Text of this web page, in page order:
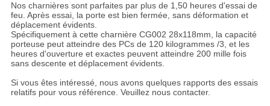
Nos charnières sont parfaites par plus de 1,50 heures d'essai de
feu. Après essai, la porte est bien fermée, sans déformation et
déplacement évidents.
Spécifiquement à cette charnière CG002 28x118mm, la capacité
porteuse peut atteindre des PCs de 120 kilogrammes /3, et les
heures d'ouverture et exactes peuvent atteindre 200 mille fois
sans descente et déplacement évidents.
Si vous êtes intéressé, nous avons quelques rapports des essais
relatifs pour vous référence. Veuillez nous contacter.